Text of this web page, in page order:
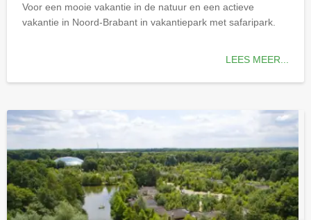
Voor een mooie vakantie in de natuur en een actieve
vakantie in Noord-Brabant in vakantiepark met safaripark.
LEES MEER...